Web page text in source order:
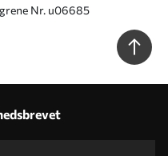
Nr. u06685